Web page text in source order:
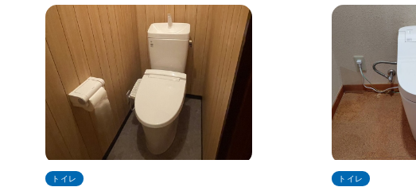
トイレ トイレ